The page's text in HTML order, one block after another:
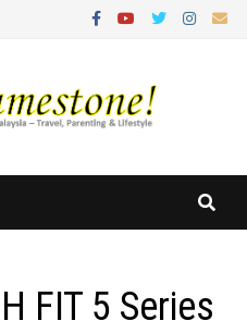
FIT 5 Series